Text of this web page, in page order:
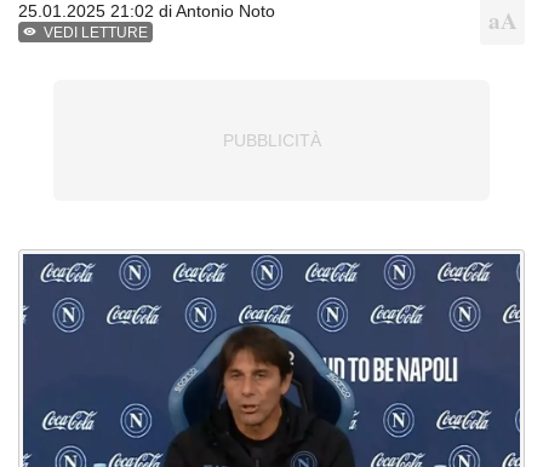
25.01.2025 21:02 diAntonio Noto
VEDI LETTURE